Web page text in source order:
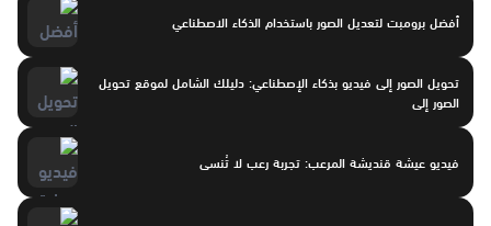
أفضل برومبت لتعديل الصور باستخدام الذكاء الاصطناعي
تحويل الصور إلى فيديو بذكاء الإصطناعي: دليلك الشامل لموقع تحويل
الصور إلى
فيديو عيشة قنديشة المرعب: تجربة رعب لا تُنسى